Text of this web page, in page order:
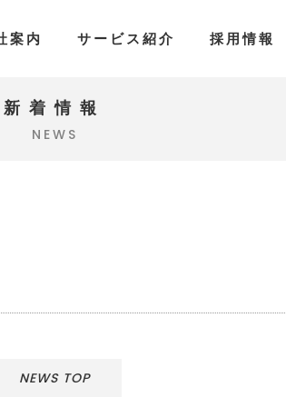
案内 サービス紹介 採用情報
新着情報
NEWS
NEWS TOP